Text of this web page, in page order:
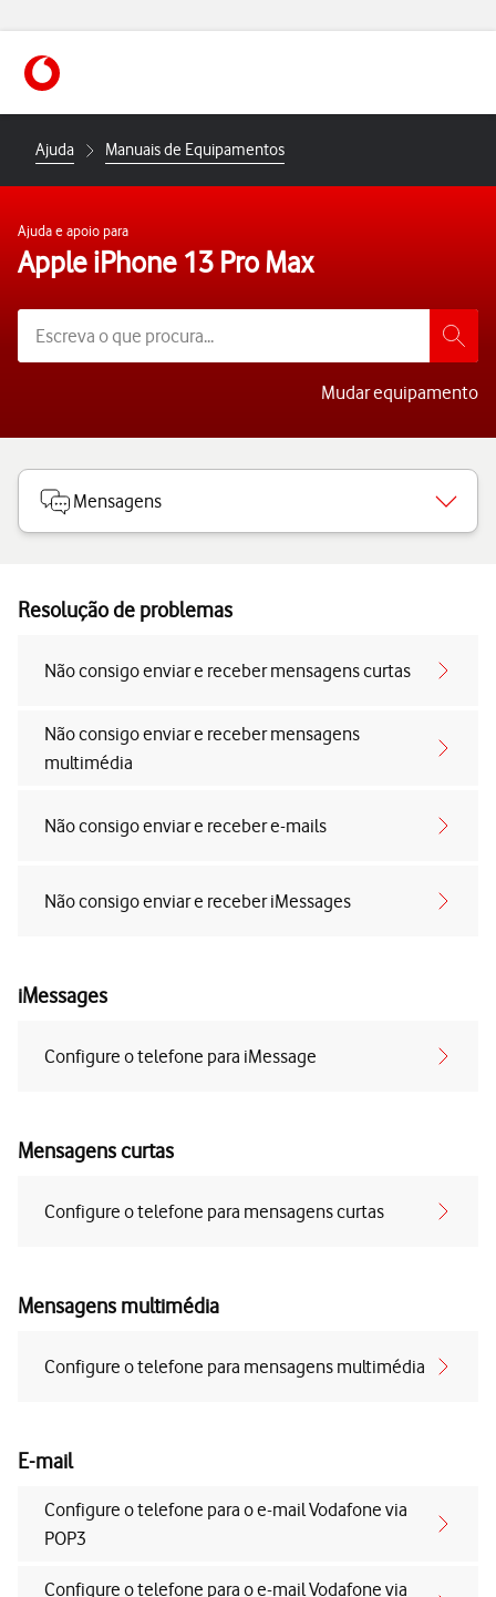
https://www.vodafone.pt
Ajuda Manuais de Equipamentos
Ajuda e apoio para
Apple iPhone 13 Pro Max
Mudar equipamento
Mensagens
Resolução de problemas
Não consigo enviar e receber mensagens curtas
Não consigo enviar e receber mensagens
multimédia
Não consigo enviar e receber e-mails
Não consigo enviar e receber iMessages
iMessages
Configure o telefone para iMessage
Mensagens curtas
Configure o telefone para mensagens curtas
Mensagens multimédia
Configure o telefone para mensagens multimédia
E-mail
Configure o telefone para o e-mail Vodafone via
POP3
Configure o telefone para o e-mail Vodafone via